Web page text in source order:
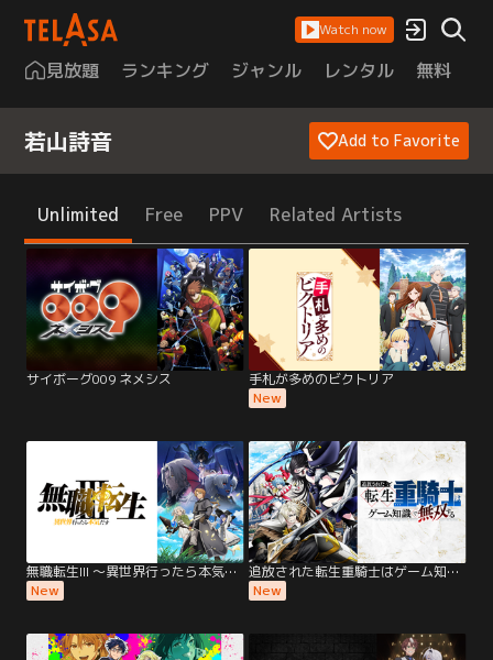
Watch now
見放題 ランキング ジャンル レンタル 無料
若山詩音 Add to Favorite
Unlimited Free PPV Related Artists
サイボーグ009 ネメシス
手札が多めのビクトリア
New
無職転生III ～異世界行ったら本気だす～
New
追放された転生重騎士はゲーム知識で無双する
New